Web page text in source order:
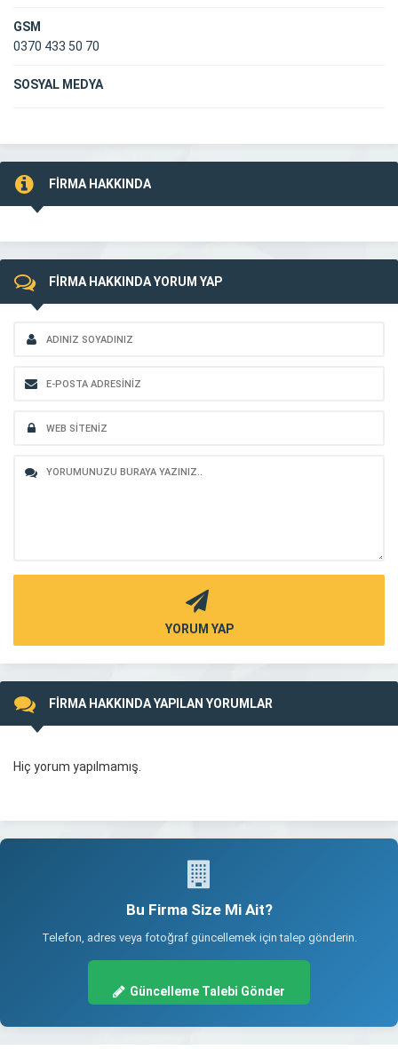
GSM
0370 433 50 70
SOSYAL MEDYA
FİRMA HAKKINDA
FİRMA HAKKINDA YORUM YAP
YORUM YAP
FİRMA HAKKINDA YAPILAN YORUMLAR
Hiç yorum yapılmamış.
Bu Firma Size Mi Ait?
Telefon, adres veya fotoğraf güncellemek için talep gönderin.
Güncelleme Talebi Gönder